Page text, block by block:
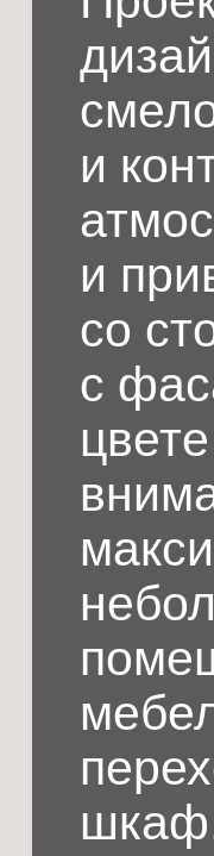
и
и
со
с
персональных